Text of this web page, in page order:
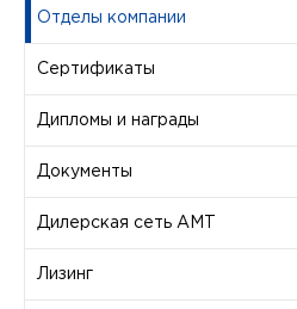
Отделы компании
Сертификаты
Дипломы и награды
Документы
Дилерская сеть АМТ
Лизинг